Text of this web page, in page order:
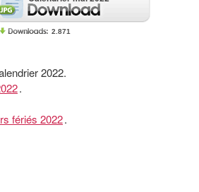
2.871
2022.
.
fériés 2022.